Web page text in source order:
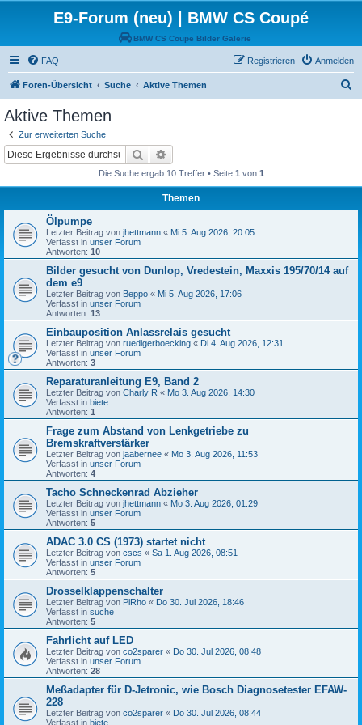
E9-Forum (neu) | BMW CS Coupé
BMW CS Coupe Bilder Galerie
FAQ Anmelden
Registrieren
Foren-Übersicht Suche Aktive Themen
Aktive Themen
Zur erweiterten Suche
Suche
Die Suche ergab 10 Treffer • Seite 1 von 1
Themen
Ölpumpe
Letzter Beitrag von jhettmann « Mi 5. Aug 2026, 20:05
Verfasst in unser Forum
Antworten: 10
Bilder gesucht von Dunlop, Vredestein, Maxxis 195/70/14 auf
dem e9
Letzter Beitrag von Beppo « Mi 5. Aug 2026, 17:06
Verfasst in unser Forum
Antworten: 13
Einbauposition Anlassrelais gesucht
Letzter Beitrag von ruedigerboecking « Di 4. Aug 2026, 12:31
Verfasst in unser Forum
Antworten: 3
Reparaturanleitung E9, Band 2
Letzter Beitrag von Charly R « Mo 3. Aug 2026, 14:30
Verfasst in biete
Antworten: 1
Frage zum Abstand von Lenkgetriebe zu
Bremskraftverstärker
Letzter Beitrag von jaabernee « Mo 3. Aug 2026, 11:53
Verfasst in unser Forum
Antworten: 4
Tacho Schneckenrad Abzieher
Letzter Beitrag von jhettmann « Mo 3. Aug 2026, 01:29
Verfasst in unser Forum
Antworten: 5
ADAC 3.0 CS (1973) startet nicht
Letzter Beitrag von cscs « Sa 1. Aug 2026, 08:51
Verfasst in unser Forum
Antworten: 5
Drosselklappenschalter
Letzter Beitrag von PiRho « Do 30. Jul 2026, 18:46
Verfasst in suche
Antworten: 5
Fahrlicht auf LED
Letzter Beitrag von co2sparer « Do 30. Jul 2026, 08:48
Verfasst in unser Forum
Antworten: 28
Meßadapter für D-Jetronic, wie Bosch Diagnosetester EFAW-
228
Letzter Beitrag von co2sparer « Do 30. Jul 2026, 08:44
Verfasst in biete